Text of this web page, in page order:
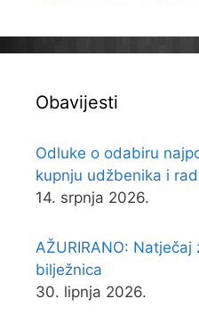
Obavijesti
Odluke o odabiru
kupnju udžbenika i
14. srpnja 2026.
AŽURIRANO:
bilježnica
30. lipnja 2026.